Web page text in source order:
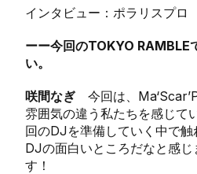
インタビュー：ポラリスプロ
ーー今回のTOKYO RAMBLE
い。
咲間なぎ 今回は、
雰囲気の違う私たちを感じ
回のDJを準備していく中で
DJの面白いところだなと感
す！